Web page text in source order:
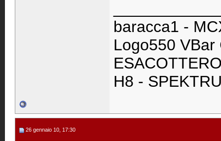
baracca1 -
Logo550
H8 -
26 gennaio 10, 17:30